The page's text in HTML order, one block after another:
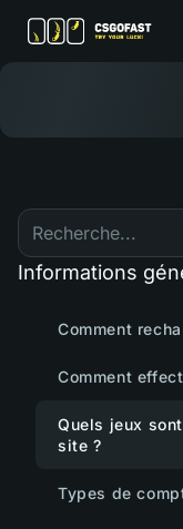
Informations
Comment
Comment
Quels jeux
site ?
Types de